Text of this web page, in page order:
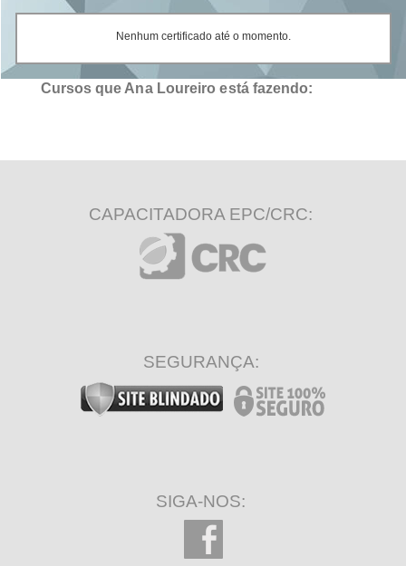
Nenhum certificado até o momento.
Cursos que Ana Loureiro está fazendo:
CAPACITADORA EPC/CRC:
SEGURANÇA:
SIGA-NOS: